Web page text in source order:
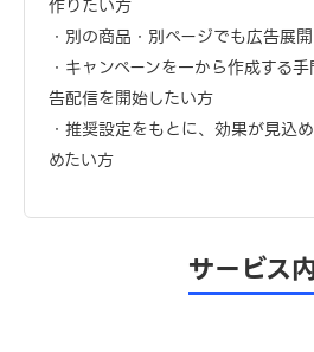
作りたい方
・別の商品・別ページでも広告展
・キャンペーンを一から作成する
告配信を開始したい方
・推奨設定をもとに、効果が見込
めたい方
サービス